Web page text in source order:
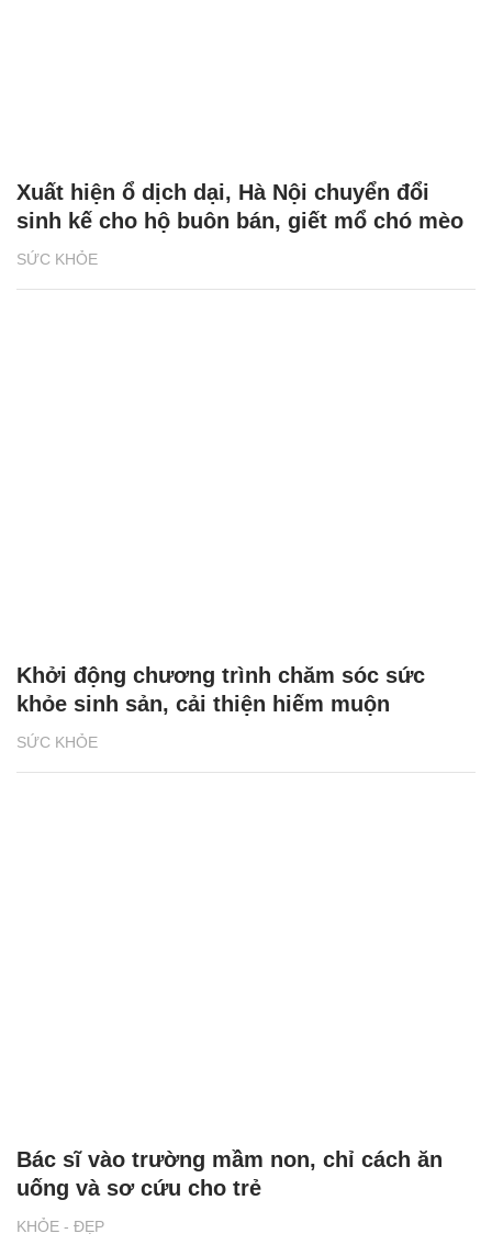
SỨC KHỎE
Xuất hiện ổ dịch dại, Hà Nội chuyển đổi
sinh kế cho hộ buôn bán, giết mổ chó mèo
SỨC KHỎE
Khởi động chương trình chăm sóc sức
khỏe sinh sản, cải thiện hiếm muộn
KHỎE - ĐẸP
Bác sĩ vào trường mầm non, chỉ cách ăn
uống và sơ cứu cho trẻ